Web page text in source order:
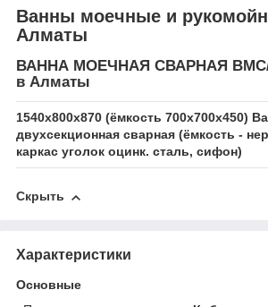
Ванны моечные и
Алматы
ВАННА МОЕЧНАЯ СВАРНАЯ ВМС/
в Алматы
1540х800х870 (ёмкость 700х700х450)
двухсекционная сварная (ёмкость -
каркас уголок оцинк. сталь, сифон)
Скрыть
Характеристики
Основные